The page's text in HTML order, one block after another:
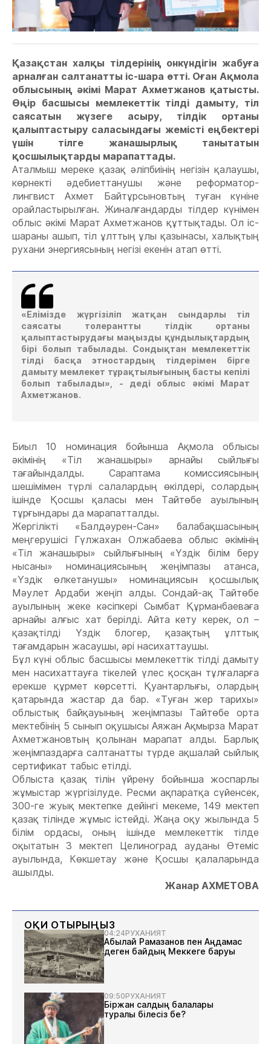
Қазақстан халқы тілдерінің онкүндігін жабуға
арналған салтанатты іс-шара өтті. Оған Ақмола
облысының әкімі Марат Ахметжанов қатысты.
Өңір басшысы мемлекеттік тілді дамыту, тіл
саясатын жүзеге асыру, тілдік ортаны
қалыптастыру саласындағы жемісті еңбектері
үшін тілге жанашырлық танытатын
қосшылықтарды марапаттады.
Аталмыш мереке қазақ әліпбиінің негізін қалаушы,
көрнекті әдебиеттанушы және реформатор-
лингвист Ахмет Байтұрсыновтың туған күніне
орайластырылған. Жиналғандарды тілдер күнімен
облыс әкімі Марат Ахметжанов құттықтады. Ол іс-
шараны ашып, тіл ұлттың ұлы қазынасы, халықтың
рухани энергиясының негізі екенін атап өтті.
«Елімізде жүргізіліп жатқан сындарлы тіл
саясаты толерантты тілдік ортаны
қалыптастырудағы маңызды құндылықтардың
бірі болып табылады. Сондықтан мемлекеттік
тілді басқа этностардың тілдерімен бірге
дамыту мемлекет тұрақтылығының басты кепілі
болып табылады», - деді облыс әкімі Марат
Ахметжанов.
Биыл 10 номинация бойынша Ақмола облысы
әкімінің «Тіл жанашыры» арнайы сыйлығы
тағайындалды. Сараптама комиссиясының
шешімімен түрлі салалардың өкілдері, солардың
ішінде Қосшы қаласы мен Тайтөбе ауылының
тұрғындары да марапатталды.
Жергілікті «Балдәурен-Сан» балабақшасының
меңгерушісі Гүлжахан Олжабаева облыс әкімінің
«Тіл жанашыры» сыйлығының «Үздік білім беру
нысаны» номинациясының жеңімпазы атанса,
«Үздік өлкетанушы» номинациясын қосшылық
Мәулет Ардаби жеңіп алды. Сондай-ақ Тайтөбе
ауылының жеке кәсіпкері Сымбат Құрманбаеваға
арнайы алғыс хат берілді. Айта кету керек, ол –
қазақтілді Үздік блогер, қазақтың ұлттық
тағамдарын жасаушы, әрі насихаттаушы.
Бұл күні облыс басшысы мемлекеттік тілді дамыту
мен насихаттауға тікелей үлес қосқан тұлғаларға
ерекше құрмет көрсетті. Қуантарлығы, олардың
қатарында жастар да бар. «Туған жер тарихы»
облыстық байқауының жеңімпазы Тайтөбе орта
мектебінің 5 сынып оқушысы Аяжан Ақмырза Марат
Ахметжановтың қолынан марапат алды. Барлық
жеңімпаздарға салтанатты түрде ақшалай сыйлық
сертификат табыс етілді.
Облыста қазақ тілін үйрену бойынша жоспарлы
жұмыстар жүргізілуде. Ресми ақпаратқа сүйенсек,
300-ге жуық мектепке дейінгі мекеме, 149 мектеп
қазақ тілінде жұмыс істейді. Жаңа оқу жылында 5
білім ордасы, оның ішінде мемлекеттік тілде
оқытатын 3 мектеп Целиноград ауданы Өтеміс
ауылында, Көкшетау және Қосшы қалаларында
ашылды.
Жанар АХМЕТОВА
ОҚИ ОТЫРЫҢЫЗ
04:24РУХАНИЯТ
Абылай Рамазанов пен Аңдамас
деген байдың Меккеге баруы
09:50РУХАНИЯТ
Біржан салдың балалары
туралы білесіз бе?